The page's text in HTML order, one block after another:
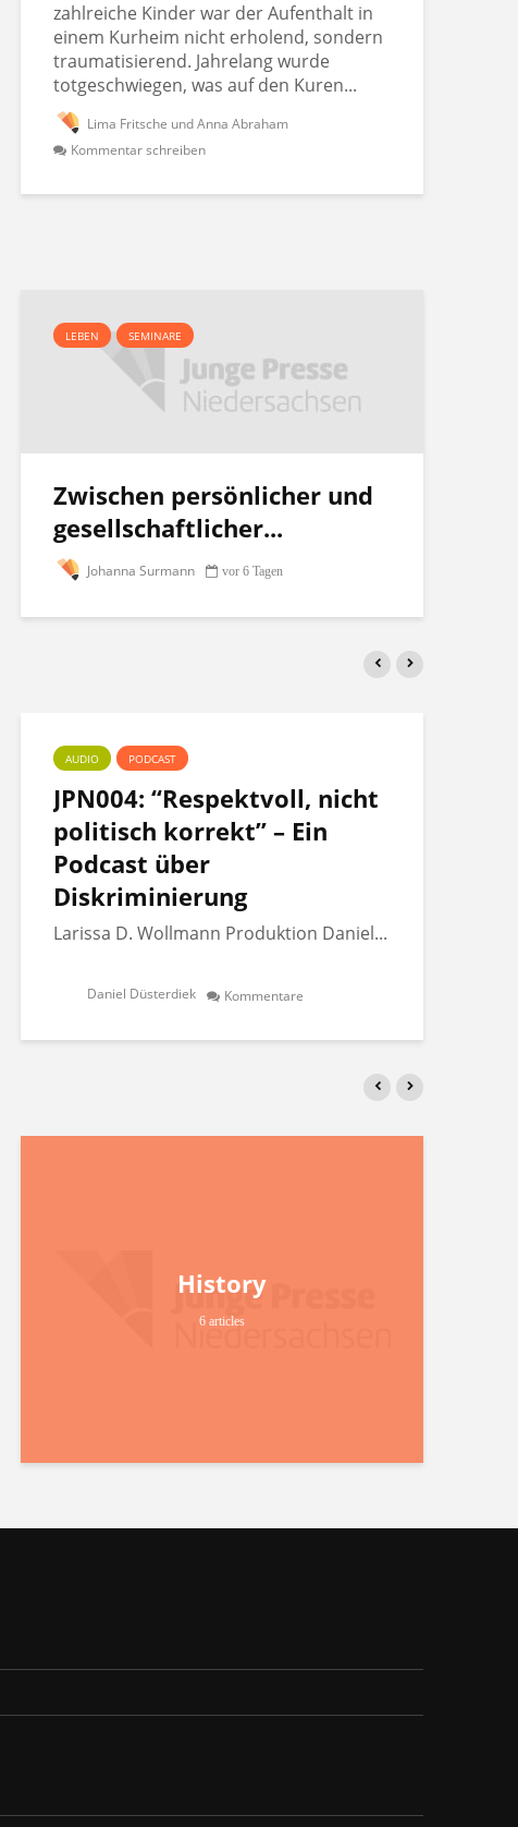
zahlreiche Kinder war der Aufenthalt in
einem Kurheim nicht erholend, sondern
traumatisierend. Jahrelang wurde
totgeschwiegen, was auf den Kuren...
Lima Fritsche und Anna Abraham
Kommentar schreiben
LEBEN SEMINARE
Zwischen persönlicher und
gesellschaftlicher...
Johanna Surmann vor 6 Tagen
AUDIO PODCAST
JPN004: “Respektvoll, nicht
politisch korrekt” – Ein
Podcast über
Diskriminierung
Larissa D. Wollmann Produktion Daniel...
Daniel Düsterdiek Kommentare
History
6 articles